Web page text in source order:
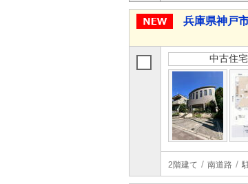
兵庫県神戸
中古住宅
2階建て 南道路